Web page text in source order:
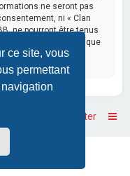
ce site, vous
permettant
ne seront pas
ni « Clan
ne pourront être tenus
de piratage informatique
Nous contacter